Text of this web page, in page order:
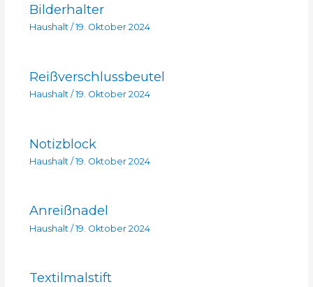
Bilderhalter
Haushalt/ 19. Oktober 2024
Reißverschlussbeutel
Haushalt/ 19. Oktober 2024
Notizblock
Haushalt / 19. Oktober 2024
Anreißnadel
Haushalt /19. Oktober 2024
Textilmalstift